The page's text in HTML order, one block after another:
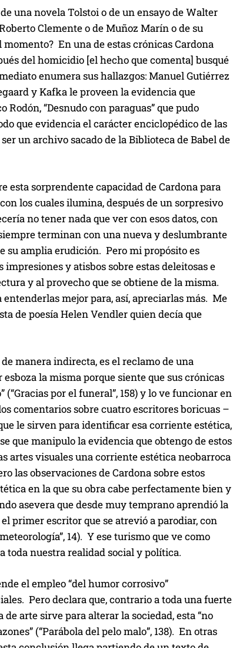
una novela Tolstoi o de un ensayo de Walter
Clemente o de Muñoz Marín o de su
En una de estas crónicas Cardona
del homicidio [el hecho que comenta] busqué
enumera sus hallazgos: Manuel Gutiérrez
y Kafka le proveen la evidencia que
“Desnudo con paraguas” que pudo
que evidencia el carácter enciclopédico de las
un archivo sacado de la Biblioteca de Babel de
esta sorprendente capacidad de Cardona para
los cuales ilumina, después de un sorpresivo
no tener nada que ver con esos datos, con
terminan con una nueva y deslumbrante
su amplia erudición. Pero mi propósito es
y atisbos sobre estas deleitosas e
y al provecho que se obtiene de la misma.
mejor para, así, apreciarlas más. Me
de poesía Helen Vendler quien decía que
manera indirecta, es el reclamo de una
la misma porque siente que sus crónicas
por el funeral”, 158) y lo ve funcionar en
comentarios sobre cuatro escritores boricuas –
le sirven para identificar esa corriente estética,
que manipulo la evidencia que obtengo de estos
artes visuales una corriente estética neobarroca
las observaciones de Cardona sobre estos
en la que su obra cabe perfectamente bien y
asevera que desde muy temprano aprendió la
primer escritor que se atrevió a parodiar, con
14). Y ese turismo que ve como
toda nuestra realidad social y política.
el empleo “del humor corrosivo”
Pero declara que, contrario a toda una fuerte
arte sirve para alterar la sociedad, esta “no
(“Parábola del pelo malo”, 138). En otras